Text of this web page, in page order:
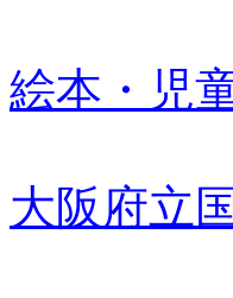
絵本・児
大阪府立